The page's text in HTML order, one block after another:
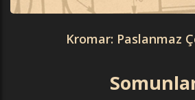
Kromar: Paslanmaz